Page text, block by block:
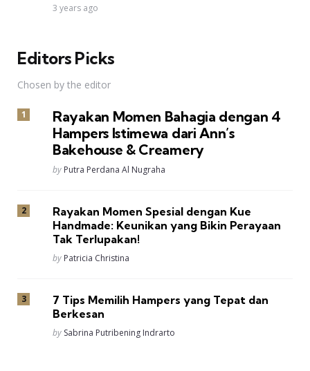
3 years ago
Editors Picks
Chosen by the editor
Rayakan Momen Bahagia dengan 4
Hampers Istimewa dari Ann’s
Bakehouse & Creamery
Posted
by Putra Perdana Al Nugraha
Rayakan Momen Spesial dengan Kue
Handmade: Keunikan yang Bikin Perayaan
Tak Terlupakan!
Posted
by Patricia Christina
7 Tips Memilih Hampers yang Tepat dan
Berkesan
Posted
by Sabrina Putribening Indrarto